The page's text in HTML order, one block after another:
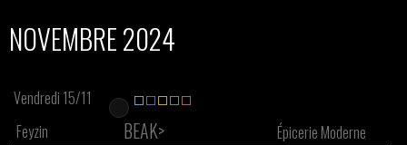
NOVEMBRE 2024
Vendredi 15/11
Feyzin
BEAK> Épicerie Moderne